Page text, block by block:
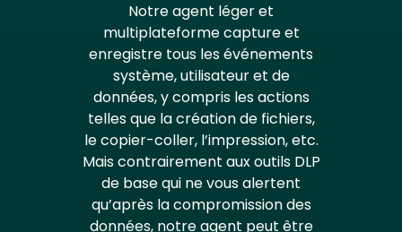
Notre agent léger et
multiplateforme capture et
enregistre tous les événements
système, utilisateur et de
données, y compris les actions
telles que la création de fichiers,
le copier-coller, l’impression, etc.
Mais contrairement aux outils DLP
de base qui ne vous alertent
qu’après la compromission des
données, notre agent peut être